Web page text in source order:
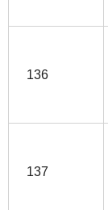
136
137